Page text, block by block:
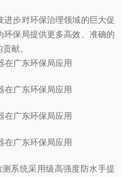
步对环保治理领域的巨大促
保局提供更多高效、准确的
献。
系统采用级高强度防水手提